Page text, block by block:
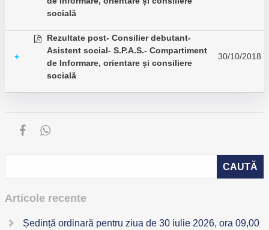
socială
+
Rezultate post- Consilier debutant-
Asistent social- S.P.A.S.- Compartiment
de Informare, orientare și consiliere
socială
30/10/2018
Articole recente
Ședință ordinară pentru ziua de 30 iulie 2026, ora 09,00